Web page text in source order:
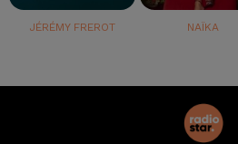
JÉRÉMY FREROT NAÏKA